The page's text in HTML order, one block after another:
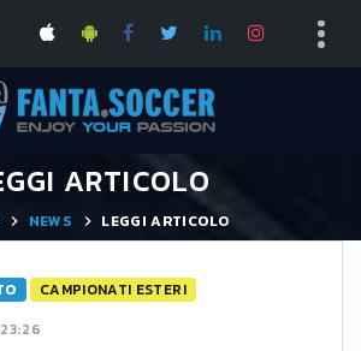
ARTICOLO
NEWS LEGGI ARTICOLO
CAMPIONATI ESTERI